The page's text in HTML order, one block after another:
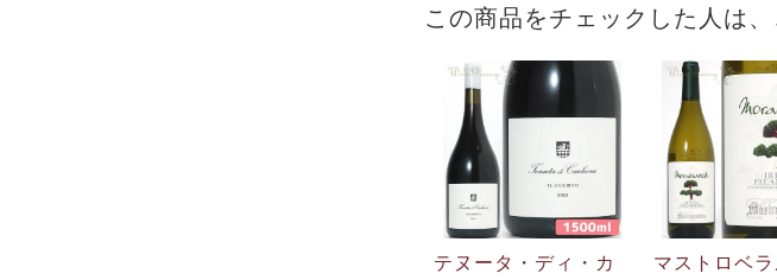
この商品をチェックした人は
テヌータ・ディ・カ
マストロベラ